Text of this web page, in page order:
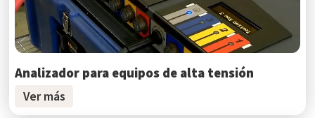
Analizador para equipos de alta tensión
Ver más